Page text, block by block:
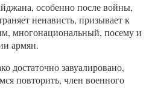
особенно после войны,
ненависть, призывает к
многонациональный, посему и
армян.
достаточно завуалировано,
повторить, член военного